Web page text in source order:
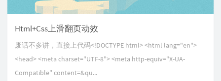
Html+Css上滑翻页动效
废话不多讲，直接上代码<!DOCTYPE html> <html lang="en">
<head> <meta charset="UTF-8"> <meta http-equiv="X-UA-
Compatible" content=&qu...